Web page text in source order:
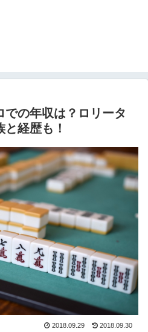
での年収は？ロリータ
経歴も！
2018.09.29 2018.09.30